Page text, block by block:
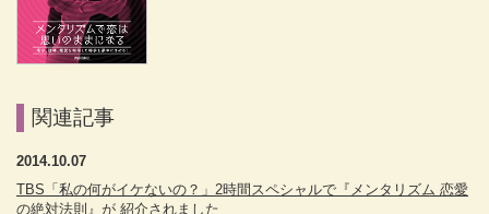
関連記事
2014.10.07
TBS「私の何がイケないの？」2時間スペシャルで『メンタリズム 恋愛
の絶対法則』が 紹介されました